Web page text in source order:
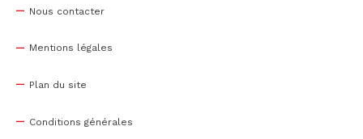
Nous contacter
Mentions légales
Plan du site
Conditions générales